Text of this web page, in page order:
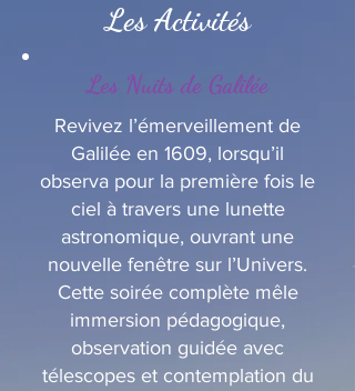
Les Activités
Les Nuits de Galilée
Revivez l’émerveillement de
Galilée en 1609, lorsqu’il
observa pour la première fois le
ciel à travers une lunette
astronomique, ouvrant une
nouvelle fenêtre sur l’Univers.
Cette soirée complète mêle
immersion pédagogique,
observation guidée avec
télescopes et contemplation du